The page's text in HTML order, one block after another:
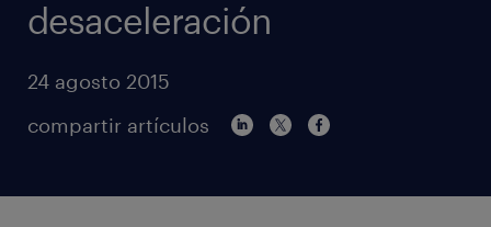
desaceleración
24 agosto 2015
compartir artículos